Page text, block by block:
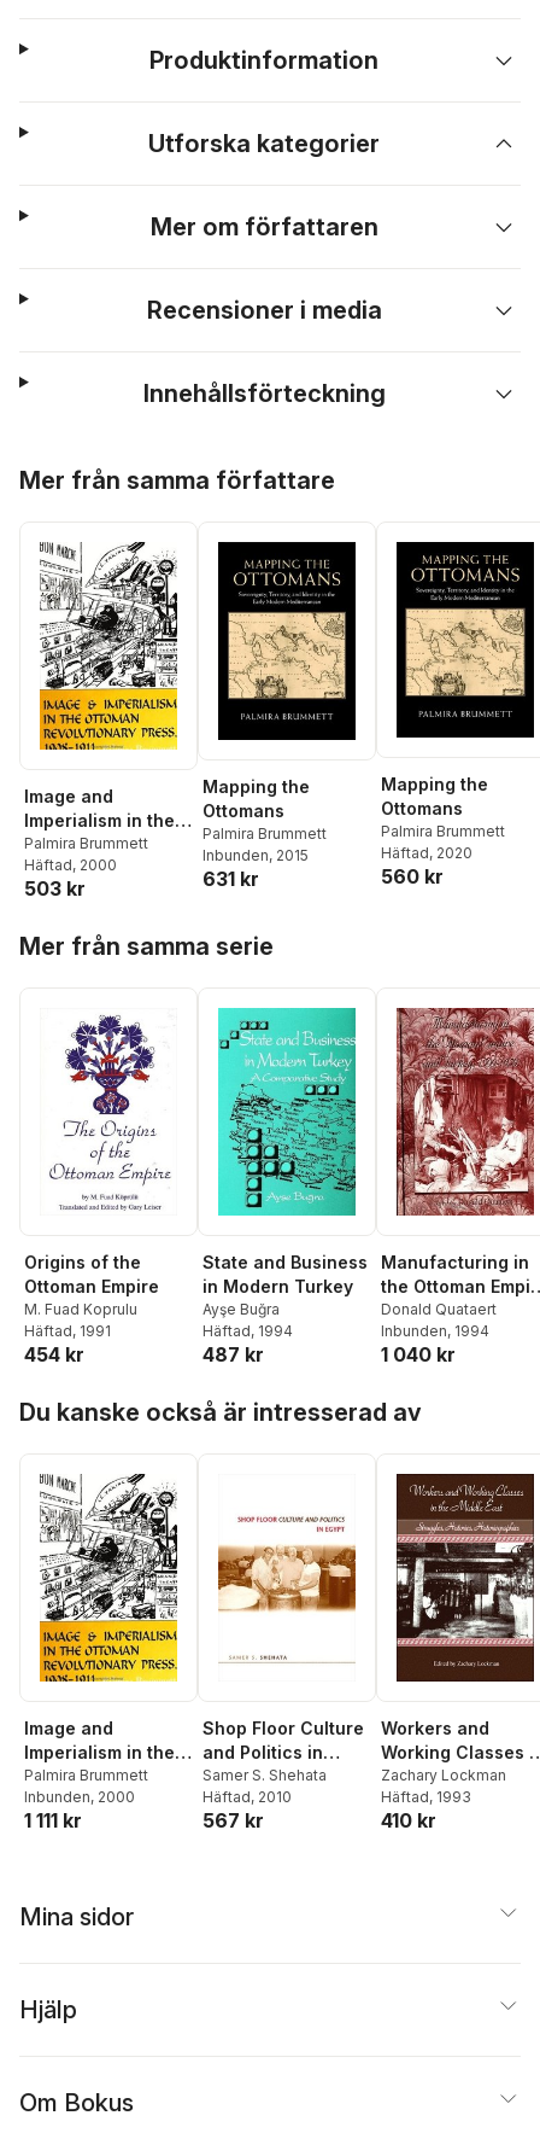
Produktinformation
Utforska kategorier
Mer om författaren
Recensioner i media
Innehållsförteckning
Mer från samma författare
Image and
Imperialism in the
Ottoman
Revolutionary
Press, 1908-1911
Palmira Brummett
Häftad, 2000
503 kr
Mapping the
Ottomans
Palmira Brummett
Inbunden, 2015
631 kr
Mapping the
Ottomans
Palmira Brummett
Häftad, 2020
560 kr
Mer från samma serie
Origins of the
Ottoman Empire
M. Fuad Koprulu
Häftad, 1991
454 kr
State and Business
in Modern Turkey
Ayşe Buğra
Häftad, 1994
487 kr
Manufacturing in
the Ottoman
and Turkey, 1500-
1950
Donald Quataert
Inbunden, 1994
1 040 kr
Du kanske också är intresserad av
Image and
Imperialism in the
Ottoman
Revolutionary
Press, 1908-1911
Palmira Brummett
Inbunden, 2000
1 111 kr
Shop Floor Culture
and Politics in
Egypt
Samer S. Shehata
Häftad, 2010
567 kr
Workers and
Working Classes
the Middle East
Zachary Lockman
Häftad, 1993
410 kr
Mina sidor
Hjälp
Om Bokus